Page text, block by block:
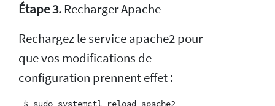
Étape 3.Recharger Apache
Rechargez le service apache2 pour
que vos modifications de
configuration prennent effet :